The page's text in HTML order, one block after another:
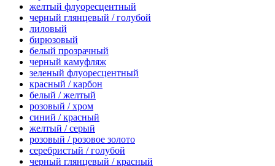
желтый флуоресцентный
черный глянцевый / голубой
лиловый
бирюзовый
белый прозрачный
черный камуфляж
зеленый флуоресцентный
красный / карбон
белый / желтый
розовый / хром
синий / красный
желтый / серый
розовый / розовое золото
серебристый / голубой
черный глянцевый / красный